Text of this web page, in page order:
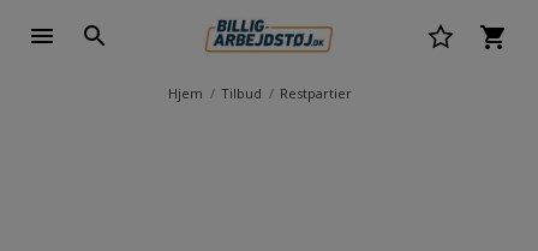
Hjem Tilbud Restpartier